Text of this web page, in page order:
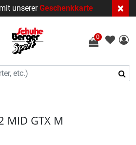
unsererGeschenkkarte ×
0
MID GTX M